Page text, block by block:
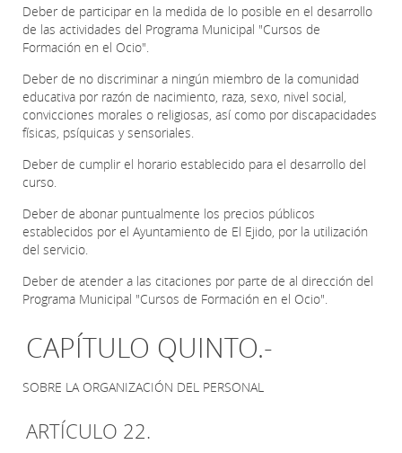
Deber de participar en la medida de lo posible en el desarrollo
de las actividades del Programa Municipal "Cursos de
Formación en el Ocio".
Deber de no discriminar a ningún miembro de la comunidad
educativa por razón de nacimiento, raza, sexo, nivel social,
convicciones morales o religiosas, así como por discapacidades
físicas, psíquicas y sensoriales.
Deber de cumplir el horario establecido para el desarrollo del
curso.
Deber de abonar puntualmente los precios públicos
establecidos por el Ayuntamiento de El Ejido, por la utilización
del servicio.
Deber de atender a las citaciones por parte de al dirección del
Programa Municipal "Cursos de Formación en el Ocio".
CAPÍTULO QUINTO.-
SOBRE LA ORGANIZACIÓN DEL PERSONAL
ARTÍCULO 22.